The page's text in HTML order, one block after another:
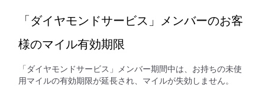
「ダイヤモンドサービス」メンバーのお客
様のマイル有効期限
「ダイヤモンドサービス」メンバー期間中は、お持ちの未使
用マイルの有効期限が延長され、マイルが失効しません。